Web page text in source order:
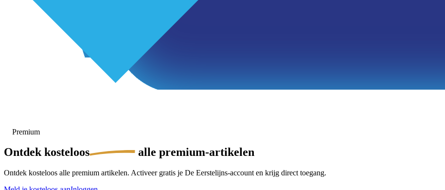
Premium
Ontdekkosteloos alle premium-artikelen
Ontdek kosteloos alle premium artikelen. Activeer gratis je De Eerstelijns-account en krijg direct toegang.